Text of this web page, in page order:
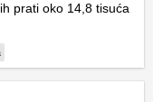
ih prati oko 14,8 tisuća